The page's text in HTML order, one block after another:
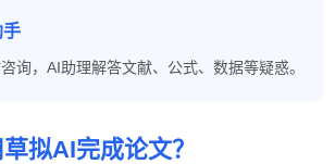
询，AI助理解答文献、公式、数据等疑惑。
拟AI完成论文？